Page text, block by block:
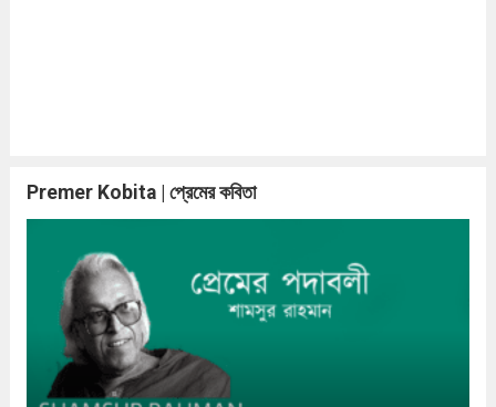
Premer Kobita | প্রেমের কবিতা